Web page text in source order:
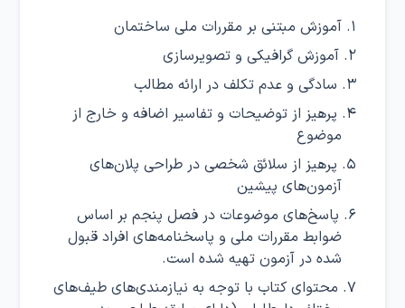
آموزش مبتنی بر مقررات ملی ساختمان
آموزش گرافیکی و تصویرسازی
سادگی و عدم تکلف در ارائه مطالب
پرهیز از توضیحات و تفاسیر اضافه و خارج از
موضوع
پرهیز از سلائق شخصی در طراحی پلان‌های
آزمون‌های پیشین
پاسخ‌های موضوعات در فصل پنجم بر اساس
ضوابط مقررات ملی و پاسخنامه‌های افراد قبول
شده در آزمون تهیه شده است.
محتوای کتاب با توجه به نیازمندی‌های طیف‌های